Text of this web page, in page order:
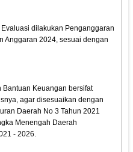
dilakukan Penganggaran
Anggaran 2024, sesuai dengan
Keuangan bersifat
agar disesuaikan dengan
Daerah No 3 Tahun 2021
Menengah Daerah
- 2026.